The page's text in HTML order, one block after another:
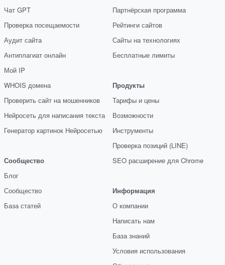
Чат GPT
Проверка посещаемости
Аудит сайта
Антиплагиат онлайн
Мой IP
WHOIS домена
Проверить сайт на мошенников
Нейросеть для написания текста
Генератор картинок Нейросетью
Сообщество
Блог
Сообщество
База статей
Партнёрская программа
Рейтинги сайтов
Сайты на технологиях
Бесплатные лимиты
Продукты
Тарифы и цены
Возможности
Инструменты
Проверка позиций (LINE)
SEO расширение для Chrome
Информация
О компании
Написать нам
База знаний
Условия использования